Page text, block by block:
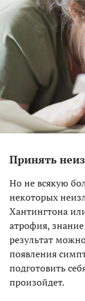
Принять
Но не всякую
некоторых
Хантингтона
атрофия,
результат
появления
подготовить
произойдет.